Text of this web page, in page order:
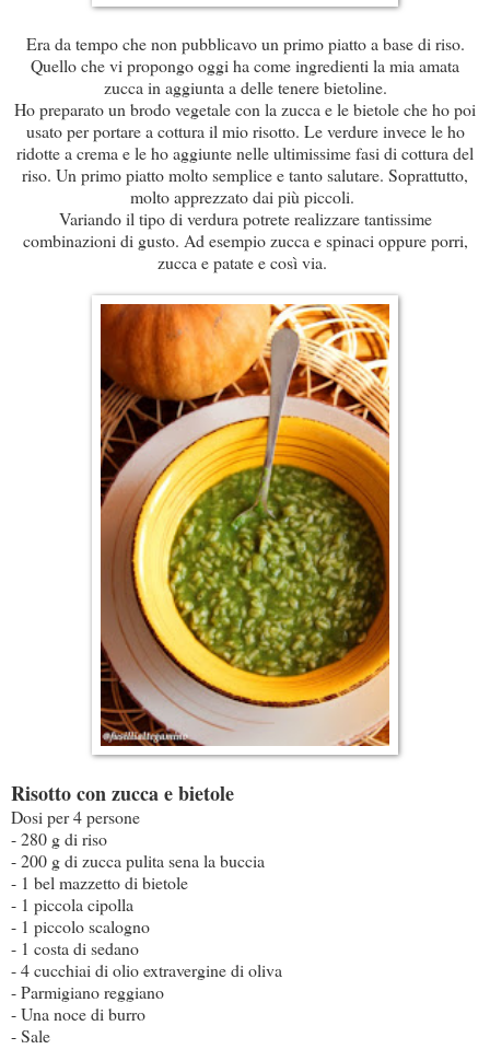
Era da tempo che non pubblicavo un primo piatto a base di riso.
Quello che vi propongo oggi ha come ingredienti la mia amata
zucca in aggiunta a delle tenere bietoline.
Ho preparato un brodo vegetale con la zucca e le bietole che ho poi
usato per portare a cottura il mio risotto. Le verdure invece le ho
ridotte a crema e le ho aggiunte nelle ultimissime fasi di cottura del
riso. Un primo piatto molto semplice e tanto salutare. Soprattutto,
molto apprezzato dai più piccoli.
Variando il tipo di verdura potrete realizzare tantissime
combinazioni di gusto. Ad esempio zucca e spinaci oppure porri,
zucca e patate e così via.
Risotto con zucca e bietole
Dosi per 4 persone
- 280 g di riso
- 200 g di zucca pulita sena la buccia
- 1 bel mazzetto di bietole
- 1 piccola cipolla
- 1 piccolo scalogno
- 1 costa di sedano
- 4 cucchiai di olio extravergine di oliva
- Parmigiano reggiano
- Una noce di burro
- Sale